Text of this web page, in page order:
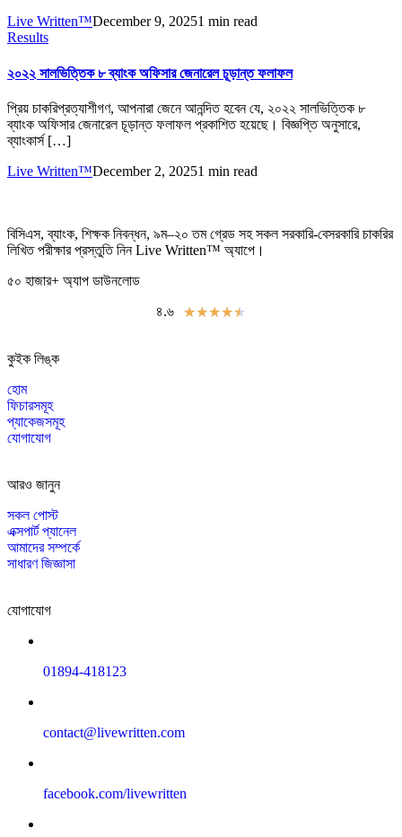
Live Written™December 9, 20251 min read
Results
২০২২ সালভিত্তিক ৮ ব্যাংক অফিসার জেনারেল চূড়ান্ত ফলাফল
প্রিয় চাকরিপ্রত্যাশীগণ, আপনারা জেনে আনন্দিত হবেন যে, ২০২২ সালভিত্তিক ৮
ব্যাংক অফিসার জেনারেল চূড়ান্ত ফলাফল প্রকাশিত হয়েছে। বিজ্ঞপ্তি অনুসারে,
ব্যাংকার্স […]
Live Written™December 2, 20251 min read
বিসিএস,ব্যাংক, শিক্ষক নিবন্ধন, ৯ম–২০ তম গ্রেড সহ সকল সরকারি-বেসরকারি চাকরির
লিখিত পরীক্ষার প্রস্তুতি নিন Live Written™ অ্যাপে।
৫০ হাজার+ অ্যাপ ডাউনলোড
৪.৬ ★★★★★
কুইক লিঙ্ক
হোম
ফিচারসমূহ
প্যাকেজসমূহ
যোগাযোগ
আরও জানুন
সকল পোস্ট
এক্সপার্ট প্যানেল
আমাদের সম্পর্কে
সাধারণ জিজ্ঞাসা
যোগাযোগ
01894-418123
contact@livewritten.com
facebook.com/livewritten